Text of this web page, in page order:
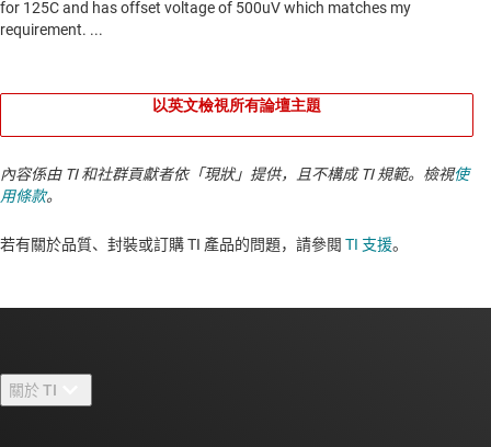
以英文檢視所有論壇主題
內容係由 TI 和社群貢獻者依「現狀」提供，且不構成 TI 規範。檢視使
用條款。
若有關於品質、封裝或訂購 TI 產品的問題，請參閱 TI 支援。​​​​​​​​​​​​​​
關於 TI